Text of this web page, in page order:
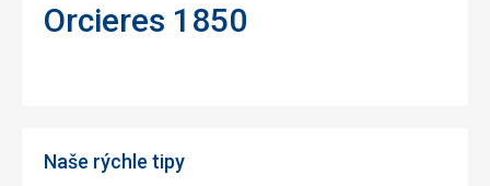
Orcieres 1850
Naše rýchle tipy